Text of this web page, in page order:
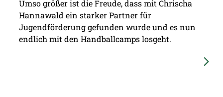
Umso größer ist die Freude, dass mit Chrischa
Hannawald ein starker Partner für
Jugendförderung gefunden wurde und es nun
endlich mit den Handballcamps losgeht.